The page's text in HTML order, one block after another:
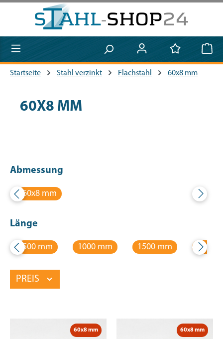
Zum Hauptinhalt springen
Startseite Stahl verzinkt Flachstahl 60x8 mm
60X8 MM
Abmessung
60x8 mm
Länge
500 mm 1000 mm 1500 mm 2000
PREIS
60x8 mm 60x8 mm